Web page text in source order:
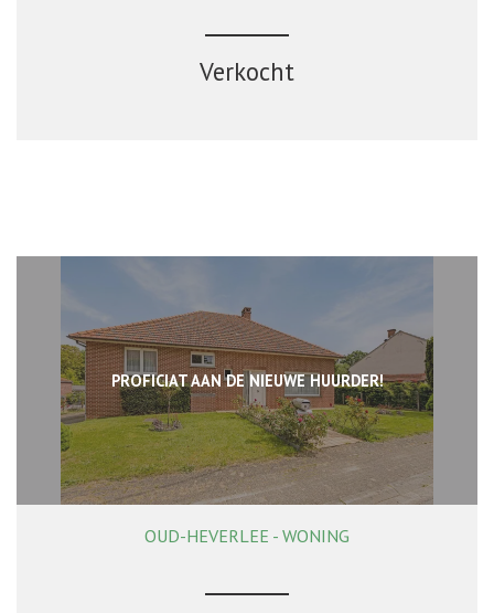
Verkocht
PROFICIAT AAN DE NIEUWE HUURDER!
218 m² 4 1
OUD-HEVERLEE - WONING